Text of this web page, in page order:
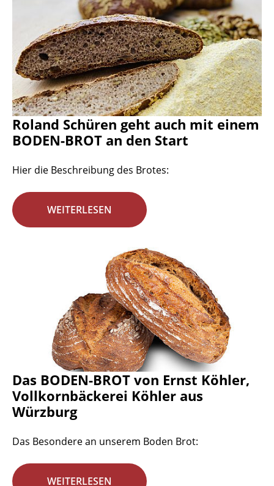
Roland Schüren geht auch mit einem
BODEN-BROT an den Start
Hier die Beschreibung des Brotes:
WEITERLESEN
Das BODEN-BROT von Ernst Köhler,
Vollkornbäckerei Köhler aus
Würzburg
Das Besondere an unserem Boden Brot:
WEITERLESEN